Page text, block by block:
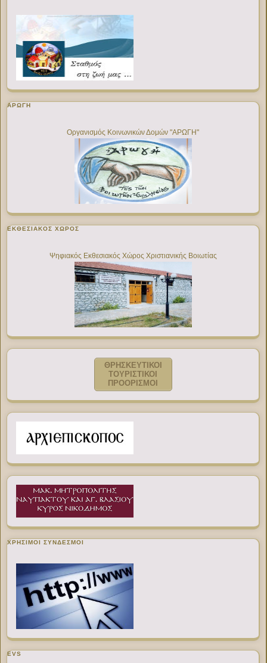
ΑΡΩΓΗ
Οργανισμός Κοινωνικών Δομών "ΑΡΩΓΗ"
ΕΚΘΕΣΙΑΚΌΣ ΧΏΡΟΣ
Ψηφιακός Εκθεσιακός Χώρος Χριστιανικής Βοιωτίας
ΘΡΗΣΚΕΥΤΙΚΟΙ
ΤΟΥΡΙΣΤΙΚΟΙ
ΠΡΟΟΡΙΣΜΟΙ
ΧΡΉΣΙΜΟΙ ΣΎΝΔΕΣΜΟΙ
EVS